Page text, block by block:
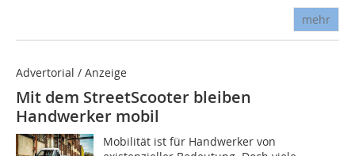
mehr
Advertorial / Anzeige
Mit dem StreetScooter bleiben
Handwerker mobil
Mobilität ist für Handwerker von